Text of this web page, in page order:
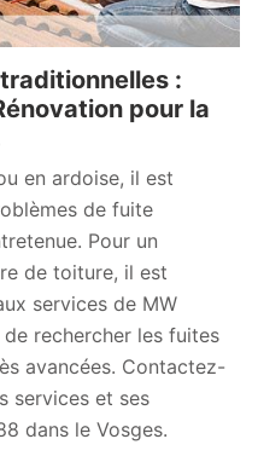
:
pour la
en ardoise, il est
de fuite
Pour un
de toiture, il est
services de MW
rechercher les fuites
avancées. Contactez-
services et ses
dans le Vosges.